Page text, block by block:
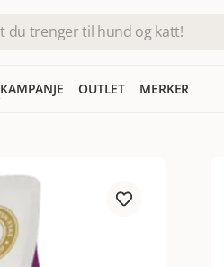
KAMPANJE OUTLET MERKER